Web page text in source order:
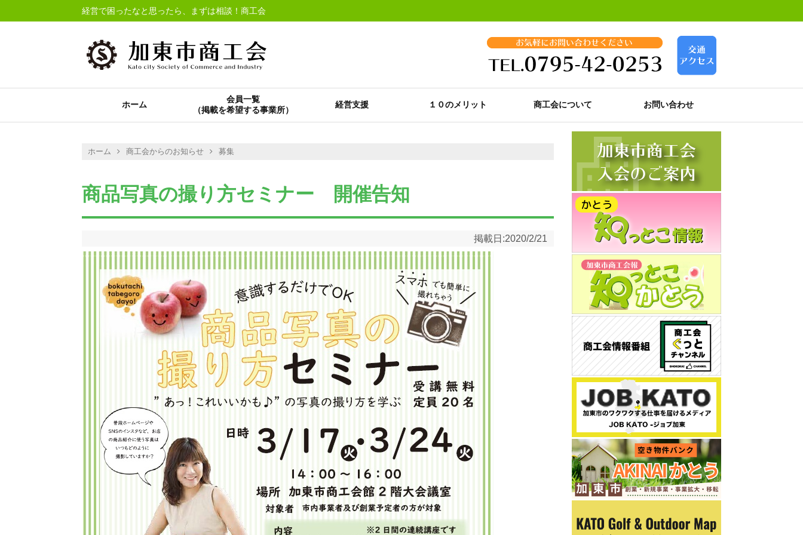
経営で困ったなと思ったら、まずは相談！商工会
ホーム
会員一覧
経営支援 １０のメリット 商工会について お問い合わせ
ホーム 商工会からのお知らせ 募集
商品写真の撮り方セミナー 開催告知
掲載日:2020/2/21